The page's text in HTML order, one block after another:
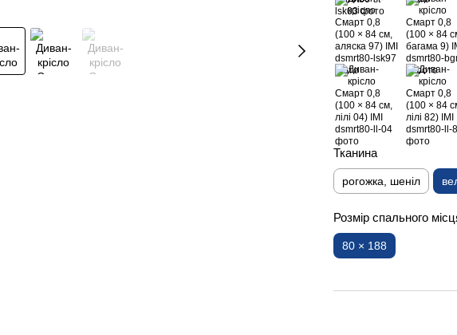
Тканина
рогожка, шеніл
Розмір спального
80 × 188